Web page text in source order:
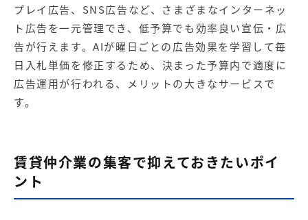
プレイ広告、 SNS広告など、さまざまなインターネッ
ト広告を一元管理でき、低予算でも効率良い宣伝・広
告が行えます。AIが曜日ごとの広告効果を学習して毎
日入札単価を修正するため、決まった予算内で適度に
広告運用が行われる、メリットの大きなサービスで
す。
賃貸仲介業の集客で抑えておきたいポイ
ント